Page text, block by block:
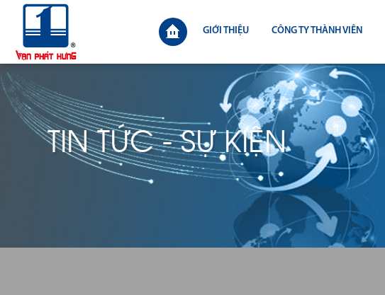
GIỚI THIỆU CÔNG TY THÀNH VIÊN
TIN TỨC - SỰ KIỆN